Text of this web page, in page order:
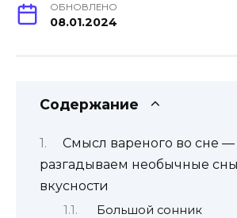
ОБНОВЛЕНО
08.01.2024
Содержание
Смысл вареного во сне —
разгадываем необычные
вкусности
Большой сонник